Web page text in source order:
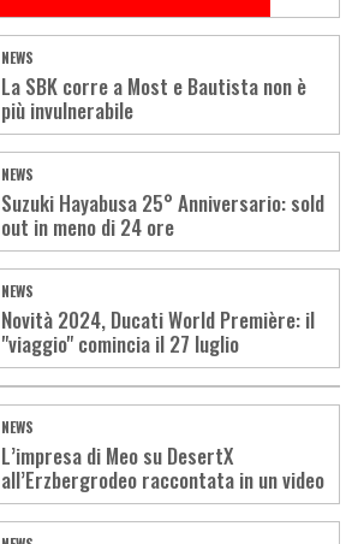
NEWS
La SBK corre a Most e Bautista non è
più invulnerabile
NEWS
Suzuki Hayabusa 25° Anniversario: sold
out in meno di 24 ore
NEWS
Novità 2024, Ducati World Première: il
"viaggio" comincia il 27 luglio
NEWS
L’impresa di Meo su DesertX
all’Erzbergrodeo raccontata in un video